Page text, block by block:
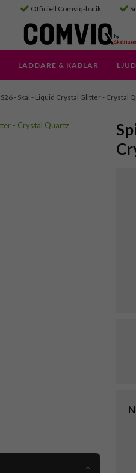
Officiell Comviq-butik
LADDARE & KABLAR LJUD
S26 - Skal - Liquid Crystal Glitter - Crystal